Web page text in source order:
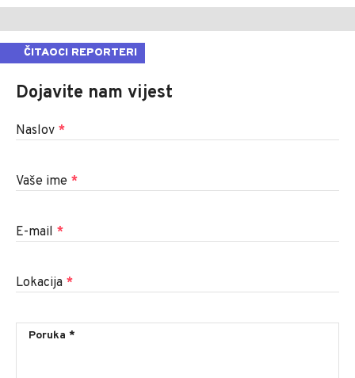
ČITAOCI REPORTERI
Dojavite nam vijest
Naslov *
Vaše ime *
E-mail *
Lokacija *